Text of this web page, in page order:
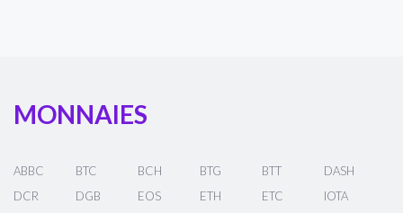
MONNAIES
ABBC BTC BCH BTG BTT
DASH
DCR
DGB EOS ETH ETC
IOTA